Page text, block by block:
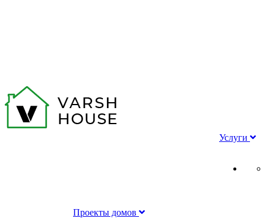
Проекты домов
Услуги